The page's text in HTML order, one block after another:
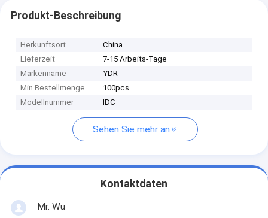
Produkt-Beschreibung
Herkunftsort
China
Lieferzeit
7-15 Arbeits-Tage
Markenname
YDR
Min Bestellmenge
100pcs
Modellnummer
IDC
Sehen Sie mehr an
Kontaktdaten
Mr. Wu